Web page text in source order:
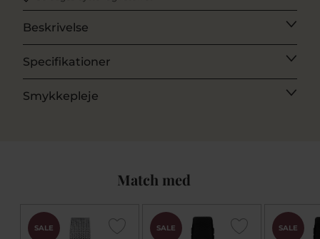
Beskrivelse
Specifikationer
Smykkepleje
Match med
SALE SALE SALE